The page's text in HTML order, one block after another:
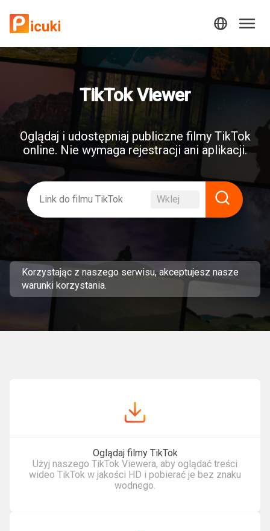
TikTok Viewer
Oglądaj i udostępniaj publiczne filmy TikTok
online. Nie wymaga rejestracji ani aplikacji.
Wklej
Korzystając z naszego serwisu, akceptujesz nasze
warunki korzystania.
Oglądaj filmy TikTok
Użyj naszego TikTok Viewera, aby oglądać treści
wideo TikTok w jakości HD i pobierać je bez znaku
wodnego.